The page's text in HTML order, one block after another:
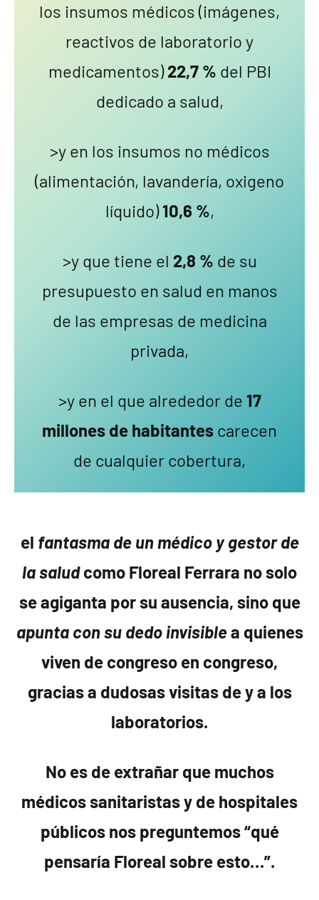
los insumos médicos (imágenes,
reactivos de laboratorio y
medicamentos)22,7 % del PBI
dedicado a salud,
>y en los insumos no médicos
(alimentación, lavandería, oxigeno
líquido)10,6 %,
>y que tiene el 2,8 % de su
presupuesto en salud en manos
de las empresas de medicina
privada,
>y en el que alrededor de 17
millones de habitantes carecen
de cualquier cobertura,
el fantasma de un médico y gestor de
la saludcomo Floreal Ferrara no solo
se agiganta por su ausencia, sino que
apunta con su dedo invisiblea quienes
viven de congreso en congreso,
gracias a dudosas visitas de y a los
laboratorios.
No es de extrañar que muchos
médicos sanitaristas y de hospitales
públicos nos preguntemos “qué
pensaría Floreal sobre esto…”.